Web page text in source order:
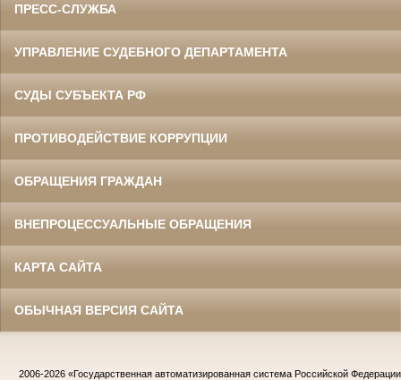
ПРЕСС-СЛУЖБА
УПРАВЛЕНИЕ СУДЕБНОГО ДЕПАРТАМЕНТА
СУДЫ СУБЪЕКТА РФ
ПРОТИВОДЕЙСТВИЕ КОРРУПЦИИ
ОБРАЩЕНИЯ ГРАЖДАН
ВНЕПРОЦЕССУАЛЬНЫЕ ОБРАЩЕНИЯ
КАРТА САЙТА
ОБЫЧНАЯ ВЕРСИЯ САЙТА
2006-2026 «Государственная автоматизированная система Российской